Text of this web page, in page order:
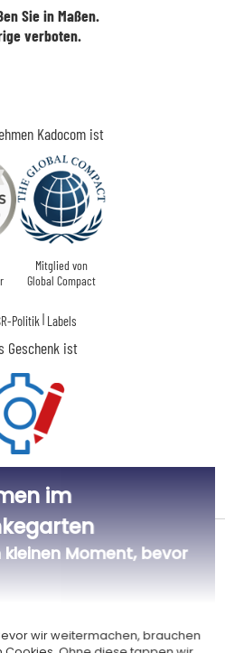
Kadocom ist
Mitglied von
Global Compact
Politik | Labels
Geschenk ist
Frankreich
Sie in Maßen.
verboten.
und Lieferpreis
in Toulouse personalisiert.
ab 85 € Warenwert" mit der
im
kleinen Moment, bevor
wir weitermachen, brauchen